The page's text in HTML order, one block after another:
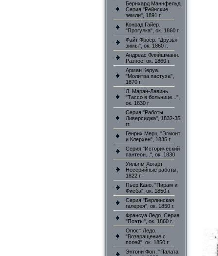
Бернхард Маннфельд.
Серия "Рейнские
земли", 1891 г
Конрад Гайер.
"Прогулка", ок. 1860 г.
Файт Фроер. "Друзья
зимы", ок. 1860 г.
Андреас Фляйшманн.
Разное, ок. 1860 г.
Арман Керуа.
"Молитва пастуха",
1870 г.
Л. Маран-Лавинь.
"Тассо в больнице...",
ок. 1830 г
Серия "Работы
Ливерсиджа", 1832-35
гг.
Генрих Мерц. "Эгмонт
и Клерхен", 1835 г.
Серия "Исторический
пантеон...", ок. 1830
Уильям Хогарт.
Несерийные работы,
1822 г.
Пьер Кано. "Пирам и
Фисба", ок. 1850 г.
Серия "Берлинская
галерея", ок. 1850 г.
Франсуа Ледо. Серия
"Поэты", ок. 1860 г.
Огюст Ледо.
"Возвращение с
полей", ок. 1850 г.
Энтони Фогг. "Палата